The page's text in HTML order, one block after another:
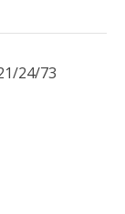
24/73